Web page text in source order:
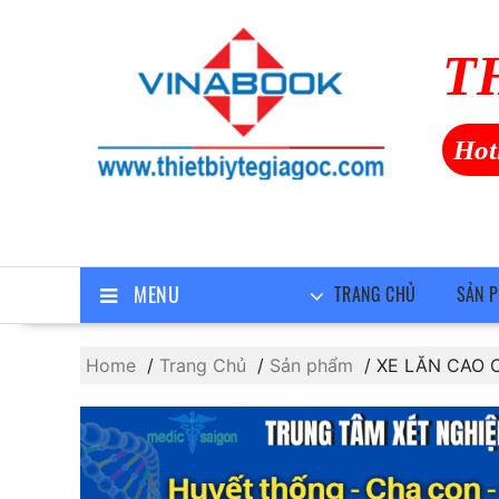
MENU TRANG CHỦ SẢN
Home Trang Chủ Sản phẩm XE LĂN CAO